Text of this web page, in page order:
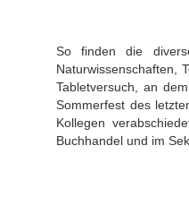
So finden die
Naturwissenschaften,
Tabletversuch, an
Sommerfest des
Kollegen
Buchhandel und im